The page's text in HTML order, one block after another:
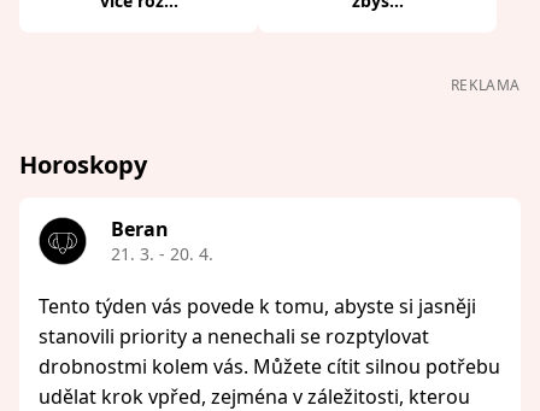
REKLAMA
Horoskopy
Beran
21. 3. - 20. 4.
Tento týden vás povede k tomu, abyste si jasněji
stanovili priority a nenechali se rozptylovat
drobnostmi kolem vás. Můžete cítit silnou potřebu
udělat krok vpřed, zejména v záležitosti, kterou